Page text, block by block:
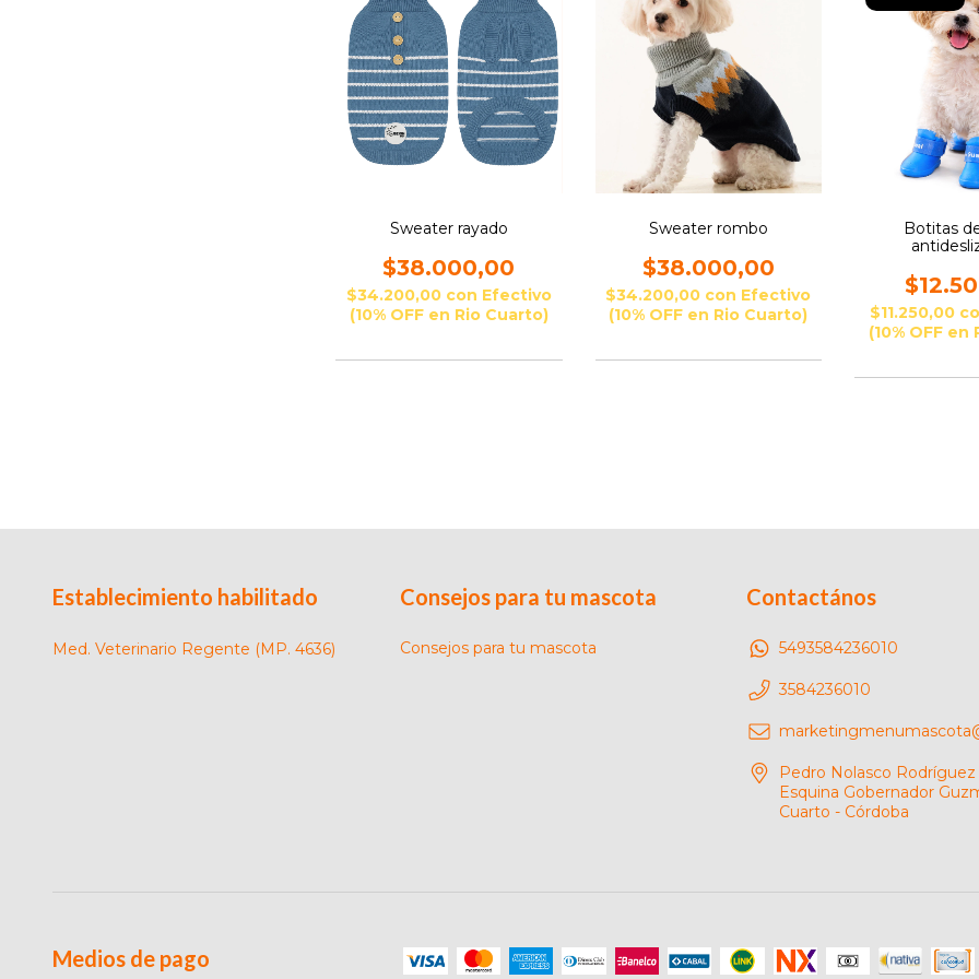
Sweater rayado
$38.000,00
$34.200,00 con Efectivo
(10% OFF en Rio Cuarto)
Sweater rombo
$38.000,00
$34.200,00 con Efectivo
(10% OFF en Rio Cuarto)
Botitas
$11.250,00
(10% OFF en
Establecimiento habilitado
Med. Veterinario Regente (MP. 4636)
Consejos para tu mascota
Consejos para tu mascota
Contactános
5493584236010
3584236010
Pedro Nolasco
Esquina Gobernador
Cuarto - Córdoba
Medios de pago